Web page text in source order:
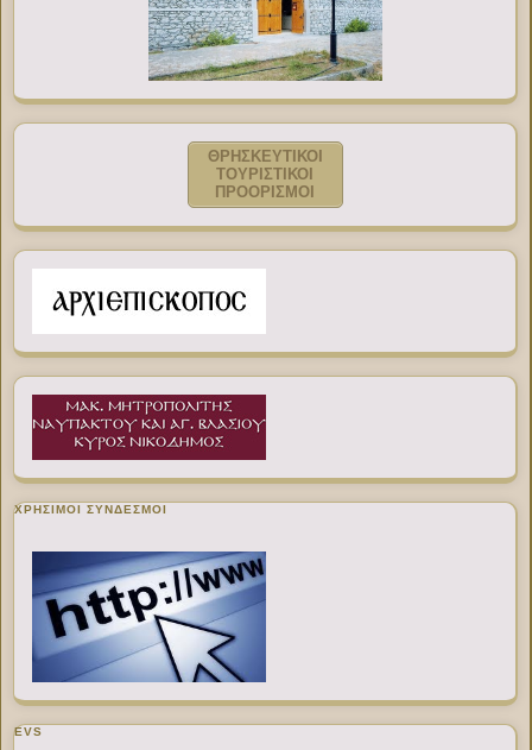
ΘΡΗΣΚΕΥΤΙΚΟΙ
ΤΟΥΡΙΣΤΙΚΟΙ
ΠΡΟΟΡΙΣΜΟΙ
ΧΡΉΣΙΜΟΙ ΣΎΝΔΕΣΜΟΙ
EVS